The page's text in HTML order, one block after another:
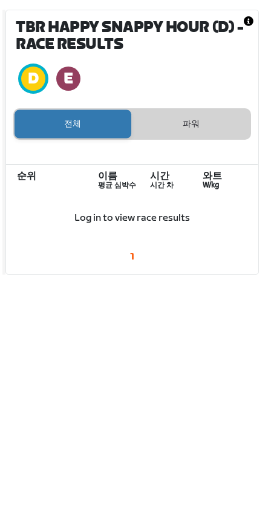
TBR HAPPY SNAPPY HOUR (D)-
RACE RESULTS
전체 파워
순위 이름
평균 심박수
시간
시간 차
와트
W/kg
Log in to view race results
1